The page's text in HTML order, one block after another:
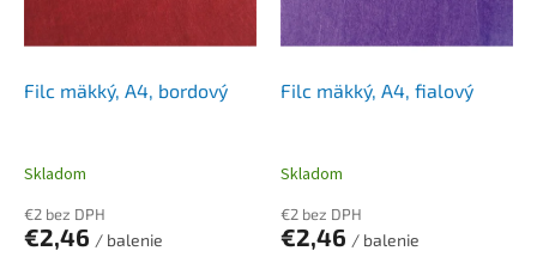
Filc mäkký, A4, bordový
Skladom
€2 bez DPH
€2,46 / balenie
Filc mäkký, A4, fialový
Skladom
€2 bez DPH
€2,46 / balenie